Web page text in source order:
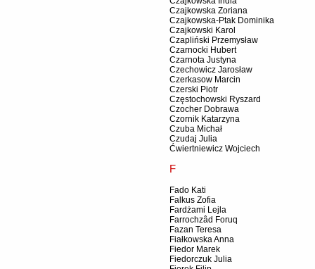
Czajkowska Zoriana
Czajkowska-Ptak Dominika
Czajkowski Karol
Czapliński Przemysław
Czarnocki Hubert
Czarnota Justyna
Czechowicz Jarosław
Czerkasow Marcin
Czerski Piotr
Częstochowski Ryszard
Czocher Dobrawa
Czornik Katarzyna
Czuba Michał
Czudaj Julia
Ćwiertniewicz Wojciech
F
Fado Kati
Falkus Zofia
Fardżami Lejla
Farrochzâd Foruq
Fazan Teresa
Fiałkowska Anna
Fiedor Marek
Fiedorczuk Julia